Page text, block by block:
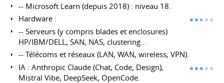
-- Microsoft Learn (depuis 2018) : niveau 18.
Hardware :
-- Serveurs (y compris blades et enclosures)
HP/IBM/DELL, SAN, NAS, clustering…
-- Télécoms et réseaux (LAN, WAN, wireless, VPN).
IA : Anthropic Claude (Chat, Code, Design),
Mistral Vibe, DeepSeek, OpenCode.